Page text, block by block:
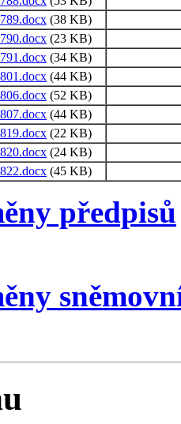
(38 KB)
(23 KB)
(34 KB)
(44 KB)
(52 KB)
(44 KB)
(22 KB)
(24 KB)
(45 KB)
předpisů